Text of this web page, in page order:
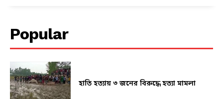
Popular
হাতি হত্যায় ৩ জনের বিরুদ্ধে হত্যা মামলা